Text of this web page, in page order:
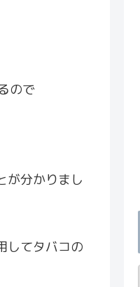
ので
が分かりまし
してタバコの